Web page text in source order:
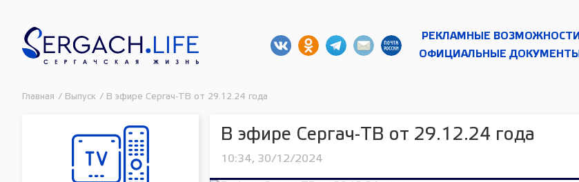
РЕКЛАМНЫЕ ВОЗМОЖНОСТИ
ОФИЦИАЛЬНЫЕ ДОКУМЕНТЫ
Главная / Выпуск / В эфире Сергач-ТВ от 29.12.24 года
В эфире Сергач-ТВ от 29.12.24 года
10:34, 30/12/2024